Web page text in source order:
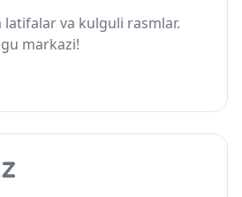
va kulguli rasmlar.
markazi!